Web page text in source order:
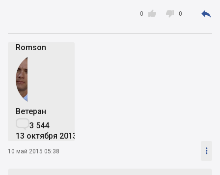

0  0 
Romson
Ветеран
3 544
13 октября 2013
10 май 2015 05:38 